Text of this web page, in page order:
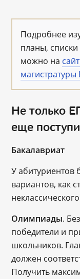
Подробнее
планы,
можно на
Не только
еще
Бакалавриат
У абитуриентов
вариантов, как
Олимпиады.
победители и
школьников.
должен
Получить